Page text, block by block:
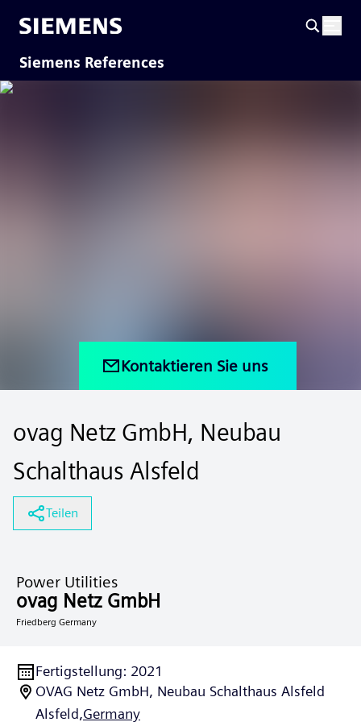
Siemens References
Kontaktieren Sie uns
ovag Netz GmbH, Neubau
Schalthaus Alsfeld
Teilen
Power Utilities
ovag Netz GmbH
Friedberg Germany
Fertigstellung: 2021
OVAG Netz GmbH, Neubau Schalthaus Alsfeld
Alsfeld,Germany